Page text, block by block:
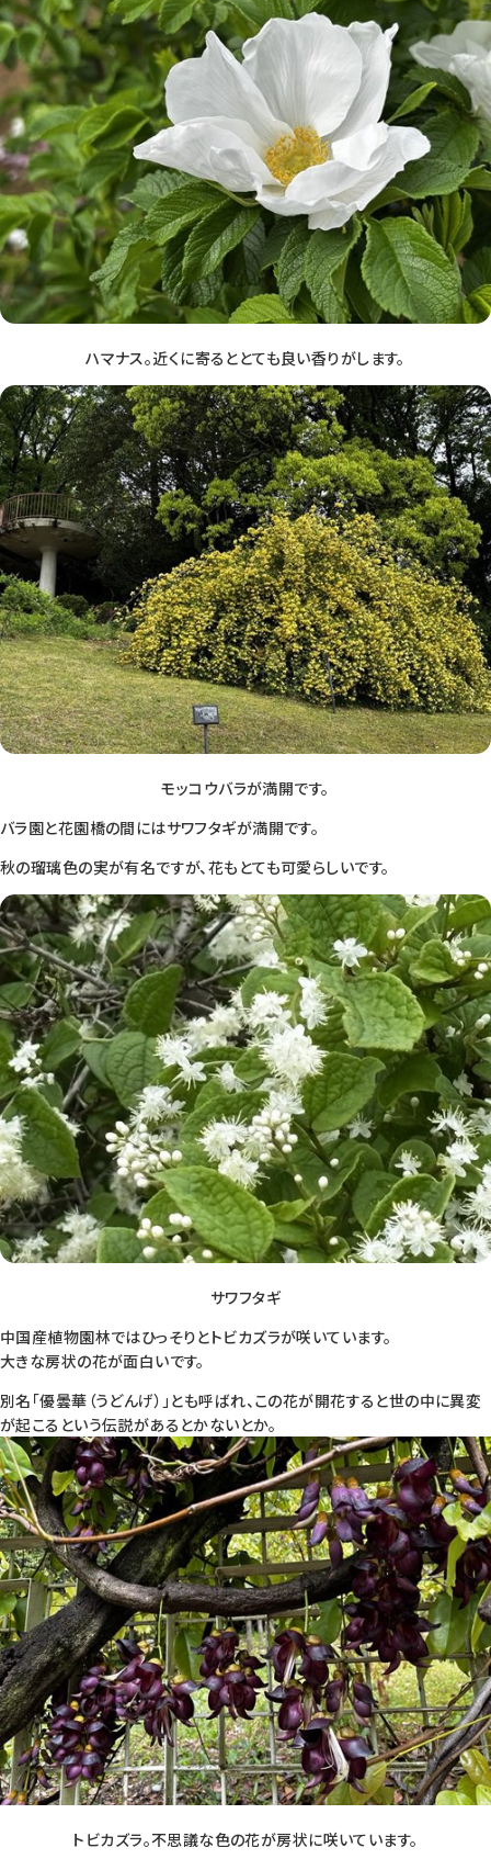
ハマナス。近くに寄るととても良い香りがします。
モッコウバラが満開です。
バラ園と花園橋の間にはサワフタギが満開です。
秋の瑠璃色の実が有名ですが、花もとても可愛らしいです。
サワフタギ
中国産植物園林ではひっそりとトビカズラが咲いています。
大きな房状の花が面白いです。
別名「優曇華（うどんげ）」とも呼ばれ、この花が開花すると世の中に異変
が起こるという伝説があるとかないとか。
トビカズラ。不思議な色の花が房状に咲いています。